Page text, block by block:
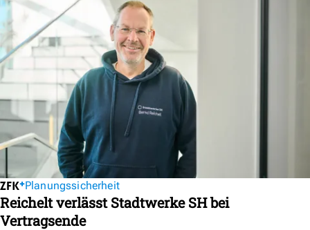
Planungssicherheit
Reichelt verlässt Stadtwerke SH bei
Vertragsende